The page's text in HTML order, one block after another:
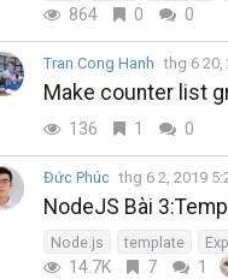
864 0 0
Tran Cong Hanh thg 6 20,
Make counter list
136 1 0
Đức Phúc thg 6 2, 2019
NodeJS Bài
Node.js template
14.7K 7 1